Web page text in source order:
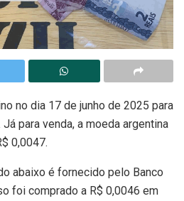
no dia 17 de junho de 2025 para
para venda, a moeda argentina
0,0047.
abaixo é fornecido pelo Banco
foi comprado a R$ 0,0046 em